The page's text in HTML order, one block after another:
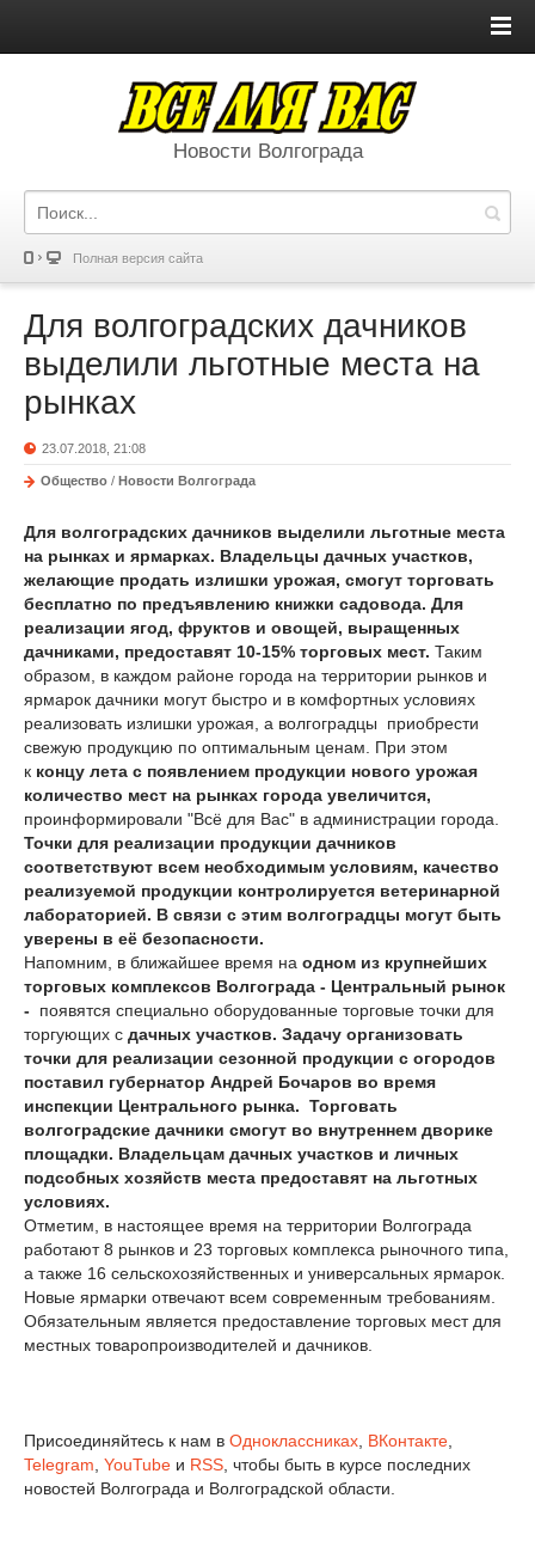
Новости Волгограда
Полная версия сайта
Для волгоградских дачников
выделили льготные места на
рынках
23.07.2018, 21:08
Общество / Новости Волгограда
Для волгоградских дачников выделили льготные места
на рынках и ярмарках. Владельцы дачных участков,
желающие продать излишки урожая, смогут торговать
бесплатно по предъявлению книжки садовода. Для
реализации ягод, фруктов и овощей, выращенных
дачниками, предоставят 10-15% торговых мест. Таким
образом, в каждом районе города на территории рынков и
ярмарок дачники могут быстро и в комфортных условиях
реализовать излишки урожая, а волгоградцы приобрести
свежую продукцию по оптимальным ценам. При этом
к концу лета с появлением продукции нового урожая
количество мест на рынках города увеличится,
проинформировали "Всё для Вас" в администрации города.
Точки для реализации продукции дачников
соответствуют всем необходимым условиям, качество
реализуемой продукции контролируется ветеринарной
лабораторией. В связи с этим волгоградцы могут быть
уверены в её безопасности.
Напомним, в ближайшее время на одном из крупнейших
торговых комплексов Волгограда - Центральный рынок
- появятся специально оборудованные торговые точки для
торгующих с дачных участков. Задачу организовать
точки для реализации сезонной продукции с огородов
поставил губернатор Андрей Бочаров во время
инспекции Центрального рынка. Торговать
волгоградские дачники смогут во внутреннем дворике
площадки. Владельцам дачных участков и личных
подсобных хозяйств места предоставят на льготных
условиях.
Отметим, в настоящее время на территории Волгограда
работают 8 рынков и 23 торговых комплекса рыночного типа,
а также 16 сельскохозяйственных и универсальных ярмарок.
Новые ярмарки отвечают всем современным требованиям.
Обязательным является предоставление торговых мест для
местных товаропроизводителей и дачников.
Присоединяйтесь к нам в Одноклассниках ВКонтакте
Telegram YouTube и RSS , чтобы быть в курсе последних
новостей Волгограда и Волгоградской области.